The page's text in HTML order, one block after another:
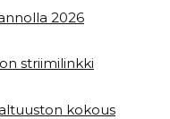
2026
striimilinkki
kokous